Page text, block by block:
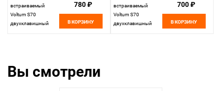
встраиваемый
Voltum S70
двухклавишный
780 ₽
В КОРЗИНУ
встраиваемый
Voltum S70
двухклавишный
700 ₽
В КОРЗИНУ
Вы смотрели